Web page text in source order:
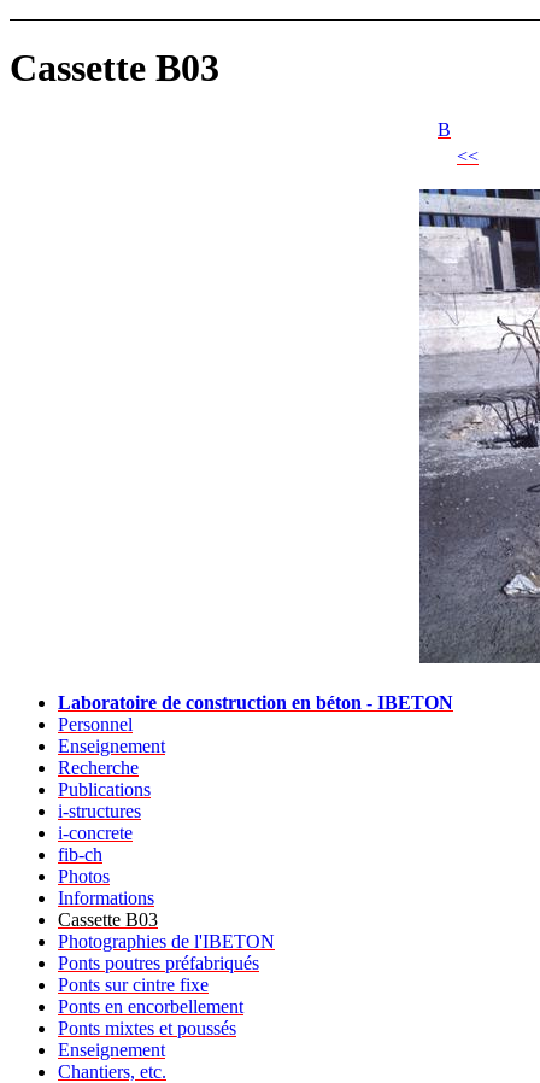
Cassette B03
B
<<
Laboratoire de construction en béton - IBETON
Personnel
Enseignement
Recherche
Publications
i-structures
i-concrete
fib-ch
Photos
Informations
Cassette B03
Photographies de l'IBETON
Ponts poutres préfabriqués
Ponts sur cintre fixe
Ponts en encorbellement
Ponts mixtes et poussés
Enseignement
Chantiers, etc.